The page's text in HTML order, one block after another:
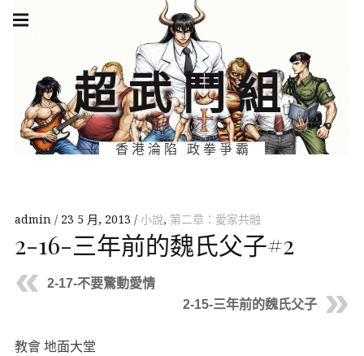
Skip
超武鬥組
香港淪陷 政拳爭霸
navigation
admin 23 5 月, 2013 小說, 第二章：愛家共融
2-16-三年前的魏氏父子#2
2-17-不要驚動愛情
2-15-三年前的魏氏父子
教會 地面大堂